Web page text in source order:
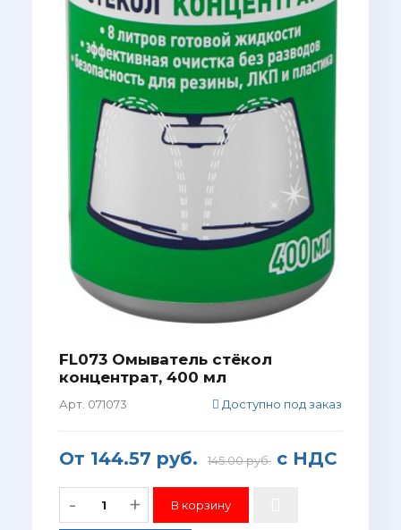
FL073 Омыватель стёкол
концентрат, 400 мл
Арт. 071073 Доступно под заказ
От 144.57 руб. 145.00 руб.с НДС
- +